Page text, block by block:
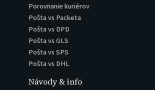
Porovnanie kuriérov
Pošta vs Packeta
Pošta vs DPD
Pošta vs GLS
Pošta vs SPS
Pošta vs DHL
Návody & info